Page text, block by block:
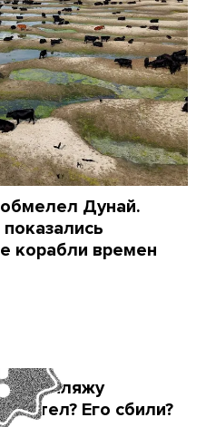
Дунай.
корабли времен
по пляжу
летел? Его сбили?